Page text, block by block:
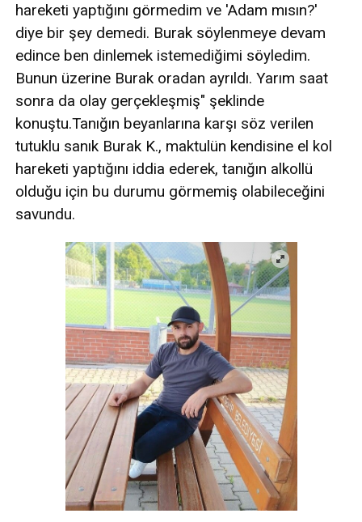
hareketi yaptığını görmedim ve 'Adam mısın?'
diye bir şey demedi. Burak söylenmeye devam
edince ben dinlemek istemediğimi söyledim.
Bunun üzerine Burak oradan ayrıldı. Yarım saat
sonra da olay gerçekleşmiş" şeklinde
konuştu.Tanığın beyanlarına karşı söz verilen
tutuklu sanık Burak K., maktulün kendisine el kol
hareketi yaptığını iddia ederek, tanığın alkollü
olduğu için bu durumu görmemiş olabileceğini
savundu.